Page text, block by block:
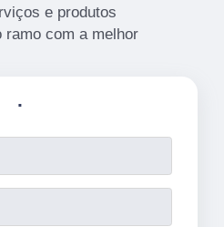
e produtos
ramo com a melhor
.